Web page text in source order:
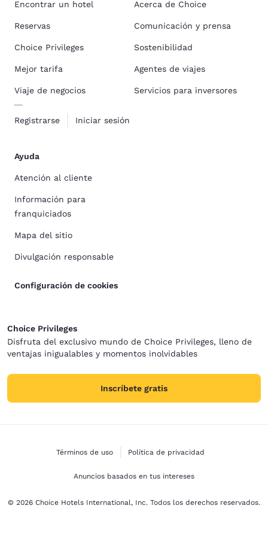
Encontrar un hotel
Reservas
Choice Privileges
Mejor tarifa
Viaje de negocios
Registrarse Iniciar sesión
Acerca de Choice
Comunicación y prensa
Sostenibilidad
Agentes de viajes
Servicios para inversores
Ayuda
Atención al cliente
Información para
franquiciados
Mapa del sitio
Divulgación responsable
Configuración de cookies
Choice Privileges
Disfruta del exclusivo mundo de Choice Privileges, lleno de
ventajas inigualables y momentos inolvidables
Inscríbete gratis
Términos de uso Política de privacidad
Anuncios basados en tus intereses
© 2026 Choice Hotels International, Inc. Todos los derechos reservados.